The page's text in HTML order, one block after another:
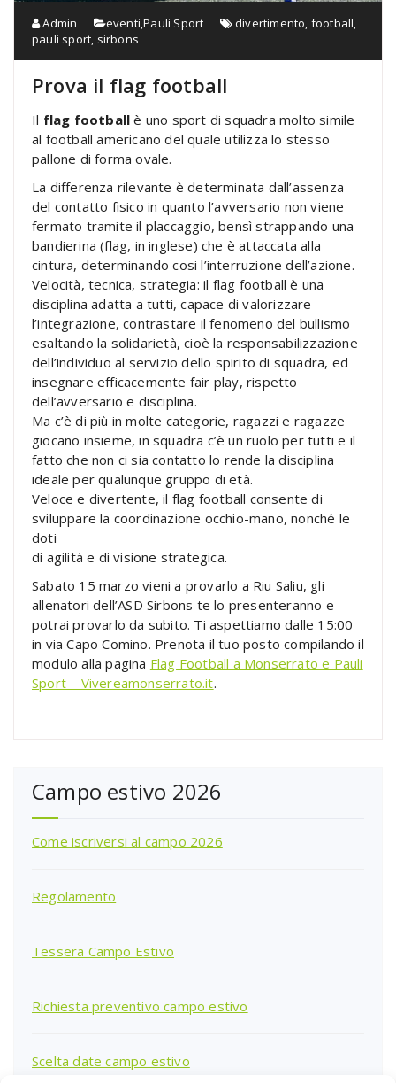
Admin eventi ,Pauli Sport divertimento football
pauli sport sirbons
Prova il flag football
Il flag football è uno sport di squadra molto simile
al football americano del quale utilizza lo stesso
pallone di forma ovale.
La differenza rilevante è determinata dall’assenza
del contatto fisico in quanto l’avversario non viene
fermato tramite il placcaggio, bensì strappando una
bandierina (flag, in inglese) che è attaccata alla
cintura, determinando cosi l’interruzione dell’azione.
Velocità, tecnica, strategia: il flag football è una
disciplina adatta a tutti, capace di valorizzare
l’integrazione, contrastare il fenomeno del bullismo
esaltando la solidarietà, cioè la responsabilizzazione
dell’individuo al servizio dello spirito di squadra, ed
insegnare efficacemente fair play, rispetto
dell’avversario e disciplina.
Ma c’è di più in molte categorie, ragazzi e ragazze
giocano insieme, in squadra c’è un ruolo per tutti e il
fatto che non ci sia contatto lo rende la disciplina
ideale per qualunque gruppo di età.
Veloce e divertente, il flag football consente di
sviluppare la coordinazione occhio-mano, nonché le
doti
di agilità e di visione strategica.
Sabato 15 marzo vieni a provarlo a Riu Saliu, gli
allenatori dell’ASD Sirbons te lo presenteranno e
potrai provarlo da subito. Ti aspettiamo dalle 15:00
in via Capo Comino. Prenota il tuo posto compilando il
modulo alla pagina Flag Football a Monserrato e Pauli
Sport – Vivereamonserrato.it.
Campo estivo 2026
Come iscriversi al campo 2026
Regolamento
Tessera Campo Estivo
Richiesta preventivo campo estivo
Scelta date campo estivo